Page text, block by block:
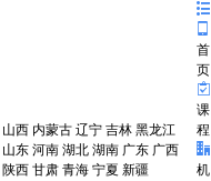
山西 内蒙古 辽宁 吉林 黑龙江
山东 河南 湖北 湖南 广东 广西
陕西 甘肃 青海 宁夏 新疆
首
页
课
程
机